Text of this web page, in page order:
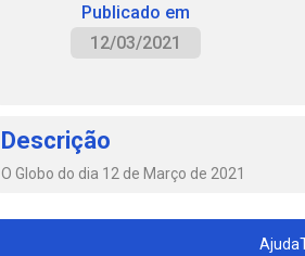
Publicado em
12/03/2021
Descrição
O Globo do dia 12 de Março de 2021
Ajuda